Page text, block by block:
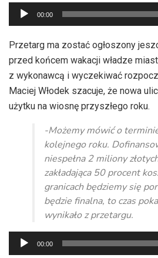
Odtwarzacz
plików
dźwiękowych
00:00
Przetarg ma zostać ogłoszony
przed końcem wakacji władze
z wykonawcą i wyczekiwać
Maciej Włodek szacuje, że nowa
użytku na wiosnę przyszłego roku.
-Możemy mówić o
kolejnego roku.
niespełna 2 miliony
zakładająca 50 procent
granicach będziemy się
będzie finalna, to czas
wynikało z przetargu.
Odtwarzacz
plików
00:00